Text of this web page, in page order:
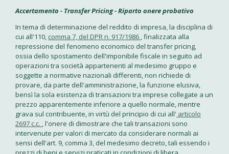
Accertamento - Transfer Pricing - Riparto onere probativo
In tema di determinazione del reddito di impresa, la disciplina di
cui all'110, comma 7, del DPR n. 917/1986 , finalizzata alla
repressione del fenomeno economico del transfer pricing,
ossia dello spostamento dell'imponibile fiscale in seguito ad
operazioni tra società appartenenti al medesimo gruppo e
soggette a normative nazionali differenti, non richiede di
provare, da parte dell'amministrazione, la funzione elusiva,
bensì la sola esistenza di transazioni tra imprese collegate a un
prezzo apparentemente inferiore a quello normale, mentre
grava sul contribuente, in virtù del principio di cui all' articolo
2697 c.c. , l'onere di dimostrare che tali transazioni sono
intervenute per valori di mercato da considerare normali ai
sensi dell'art. 9, comma 3, del medesimo decreto, tali essendo i